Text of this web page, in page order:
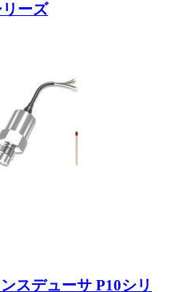
ーズ
スデューサ P10シリ